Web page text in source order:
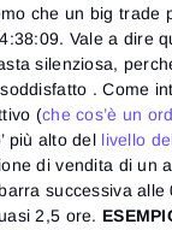
che un big trade
Vale a dire
silenziosa,
. Come
(che cos’è un
più alto del livello
di vendita di un
successiva
2,5 ore.